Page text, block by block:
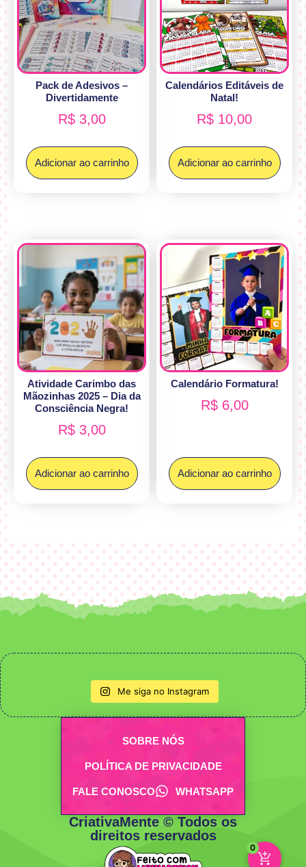
Pack de Adesivos –
Divertidamente
R$3,00
Adicionar ao carrinho
Calendários Editáveis de
Natal!
R$ 10,00
Adicionar ao carrinho
Atividade Carimbo das
Mãozinhas 2025 – Dia da
Consciência Negra!
R$3,00
Adicionar ao carrinho
Calendário Formatura!
R$6,00
Adicionar ao carrinho
Me siga no Instagram
SOBRE NÓS
POLÍTICA DE PRIVACIDADE
FALE CONOSCO WHATSAPP
CriativaMente © Todos os
direitos reservados
0